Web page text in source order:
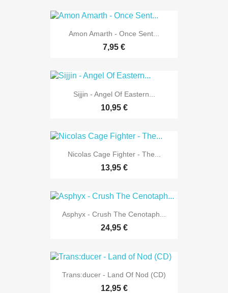
Amon Amarth - Once Sent...
7,95 €
Sijjin - Angel Of Eastern...
10,95 €
Nicolas Cage Fighter - The...
13,95 €
Asphyx - Crush The Cenotaph...
24,95 €
Trans:ducer - Land Of Nod (CD)
12,95 €